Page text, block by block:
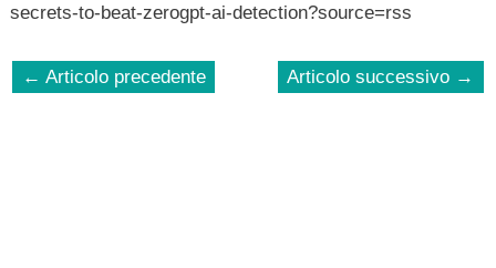
secrets-to-beat-zerogpt-ai-detection?source=rss
← Articolo precedente Articolo successivo →